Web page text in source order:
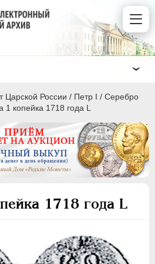
Царской России / Пeтр I / Серебро
1 копейка 1718 года L
1718 года L